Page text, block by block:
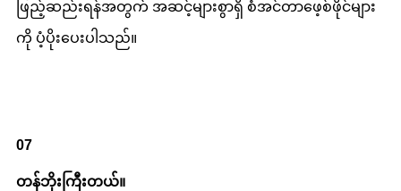
ဖြည့်ဆည်းရန်အတွက် အဆင့်များစွာရှိ စံအင်တာဖေ့စ်ဖိုင်များ
ကို ပံ့ပိုးပေးပါသည်။
07
တန်ဘိုးကြီးတယ်။